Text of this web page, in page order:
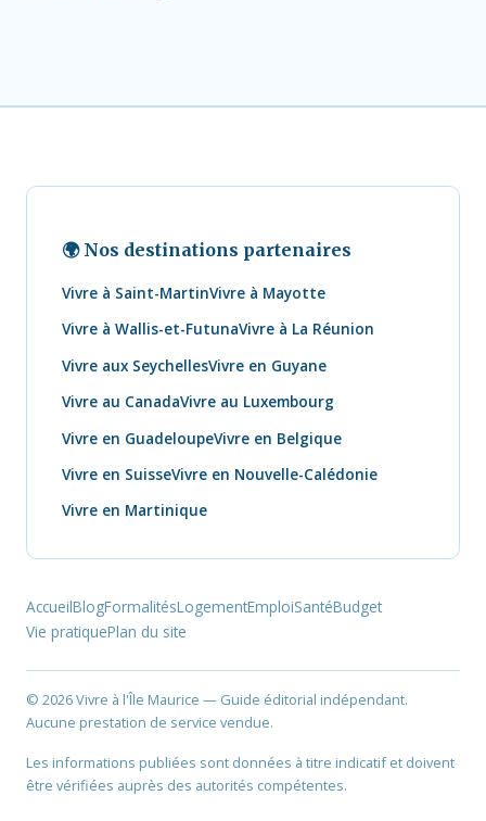
🌍 Nos destinations partenaires
Vivre à Saint-MartinVivre à Mayotte
Vivre à Wallis-et-FutunaVivre à La Réunion
Vivre aux SeychellesVivre en Guyane
Vivre au CanadaVivre au Luxembourg
Vivre en GuadeloupeVivre en Belgique
Vivre en SuisseVivre en Nouvelle-Calédonie
Vivre en Martinique
AccueilBlogFormalitésLogementEmploiSantéBudget
Vie pratiquePlan du site
© 2026 Vivre à l'Île Maurice — Guide éditorial indépendant.
Aucune prestation de service vendue.
Les informations publiées sont données à titre indicatif et doivent
être vérifiées auprès des autorités compétentes.